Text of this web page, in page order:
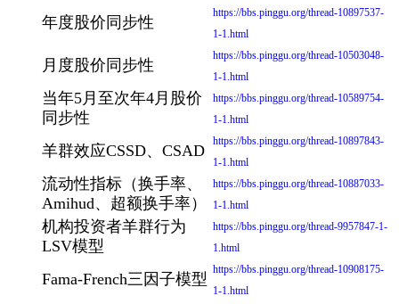
年度股价同步性
https://bbs.pinggu.org/thread-10897537-
1-1.html
月度股价同步性
https://bbs.pinggu.org/thread-10503048-
1-1.html
当年5月至次年4月股价
同步性
https://bbs.pinggu.org/thread-10589754-
1-1.html
羊群效应CSSD、CSAD
https://bbs.pinggu.org/thread-10897843-
1-1.html
流动性指标（换手率、
Amihud、超额换手率）
https://bbs.pinggu.org/thread-10887033-
1-1.html
机构投资者羊群行为
LSV模型
https://bbs.pinggu.org/thread-9957847-1-
1.html
Fama-French三因子模型
https://bbs.pinggu.org/thread-10908175-
1-1.html